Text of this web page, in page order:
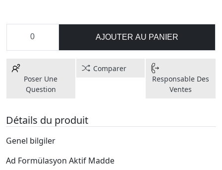
AJOUTER AU PANIER
Poser Une
Question
Comparer
Responsable Des
Ventes
Détails du produit
Genel bilgiler
Ad Formülasyon Aktif Madde